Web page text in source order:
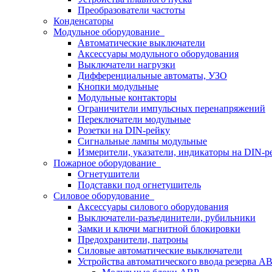
Преобразователи частоты
Конденсаторы
Модульное оборудование
Автоматические выключатели
Аксессуары модульного оборудования
Выключатели нагрузки
Дифференциальные автоматы, УЗО
Кнопки модульные
Модульные контакторы
Ограничители импульсных перенапряжений
Переключатели модульные
Розетки на DIN-рейку
Сигнальные лампы модульные
Измерители, указатели, индикаторы на DIN-
Пожарное оборудование
Огнетушители
Подставки под огнетушитель
Силовое оборудование
Аксессуары силового оборудования
Выключатели-разъединители, рубильники
Замки и ключи магнитной блокировки
Предохранители, патроны
Силовые автоматические выключатели
Устройства автоматического ввода резерва